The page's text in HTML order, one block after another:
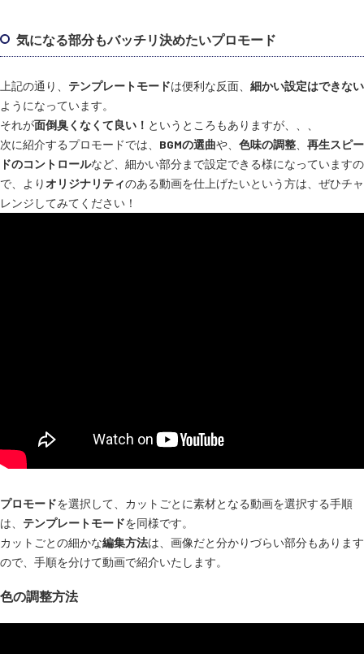
気になる部分もバッチリ決めたいプロモード
上記の通り、 テンプレートモードは便利な反面、 細かい設定はできない
ようになっています。
それが面倒臭くなくて良い！ というところもありますが、、、
次に紹介するプロモードでは、 BGMの選曲や、 色味の調整
再生スピー
ドのコントロールなど、細かい部分まで設定できる様になっていますの
で、よりオリジナリティのある動画を仕上げたいという方は、ぜひチャ
レンジしてみてください！
プロモードを選択して、カットごとに素材となる動画を選択する手順
は、 テンプレートモードを同様です。
カットごとの細かな編集方法は、画像だと分かりづらい部分もあります
ので、手順を分けて動画で紹介いたします。
色の調整方法